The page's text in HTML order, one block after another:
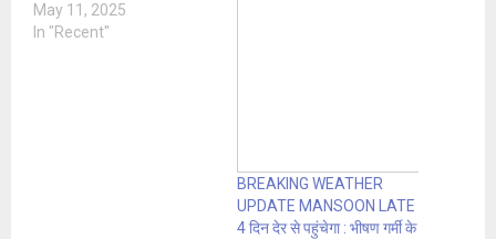
May 11, 2025
In "Recent"
BREAKING WEATHER
UPDATE MANSOON LATE
4 दिन देर से पहुंचेगा : भीषण गर्मी के